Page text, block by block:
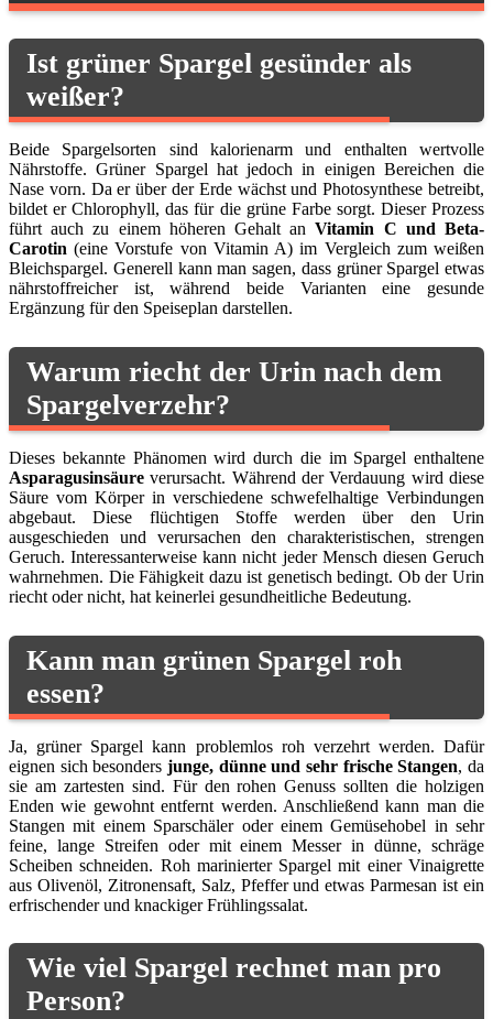
Ist grüner Spargel gesünder als
weißer?
Beide Spargelsorten sind kalorienarm und enthalten wertvolle
Nährstoffe. Grüner Spargel hat jedoch in einigen Bereichen die
Nase vorn. Da er über der Erde wächst und Photosynthese betreibt,
bildet er Chlorophyll, das für die grüne Farbe sorgt. Dieser Prozess
führt auch zu einem höheren Gehalt anVitamin C und Beta-
Carotin (eine Vorstufe von Vitamin A) im Vergleich zum weißen
Bleichspargel. Generell kann man sagen, dass grüner Spargel etwas
nährstoffreicher ist, während beide Varianten eine gesunde
Ergänzung für den Speiseplan darstellen.
Warum riecht der Urin nach dem
Spargelverzehr?
Dieses bekannte Phänomen wird durch die im Spargel enthaltene
Asparagusinsäure verursacht. Während der Verdauung wird diese
Säure vom Körper in verschiedene schwefelhaltige Verbindungen
abgebaut. Diese flüchtigen Stoffe werden über den Urin
ausgeschieden und verursachen den charakteristischen, strengen
Geruch. Interessanterweise kann nicht jeder Mensch diesen Geruch
wahrnehmen. Die Fähigkeit dazu ist genetisch bedingt. Ob der Urin
riecht oder nicht, hat keinerlei gesundheitliche Bedeutung.
Kann man grünen Spargel roh
essen?
Ja, grüner Spargel kann problemlos roh verzehrt werden. Dafür
eignen sich besonders junge, dünne und sehr frische Stangen, da
sie am zartesten sind. Für den rohen Genuss sollten die holzigen
Enden wie gewohnt entfernt werden. Anschließend kann man die
Stangen mit einem Sparschäler oder einem Gemüsehobel in sehr
feine, lange Streifen oder mit einem Messer in dünne, schräge
Scheiben schneiden. Roh marinierter Spargel mit einer Vinaigrette
aus Olivenöl, Zitronensaft, Salz, Pfeffer und etwas Parmesan ist ein
erfrischender und knackiger Frühlingssalat.
Wie viel Spargel rechnet man pro
Person?